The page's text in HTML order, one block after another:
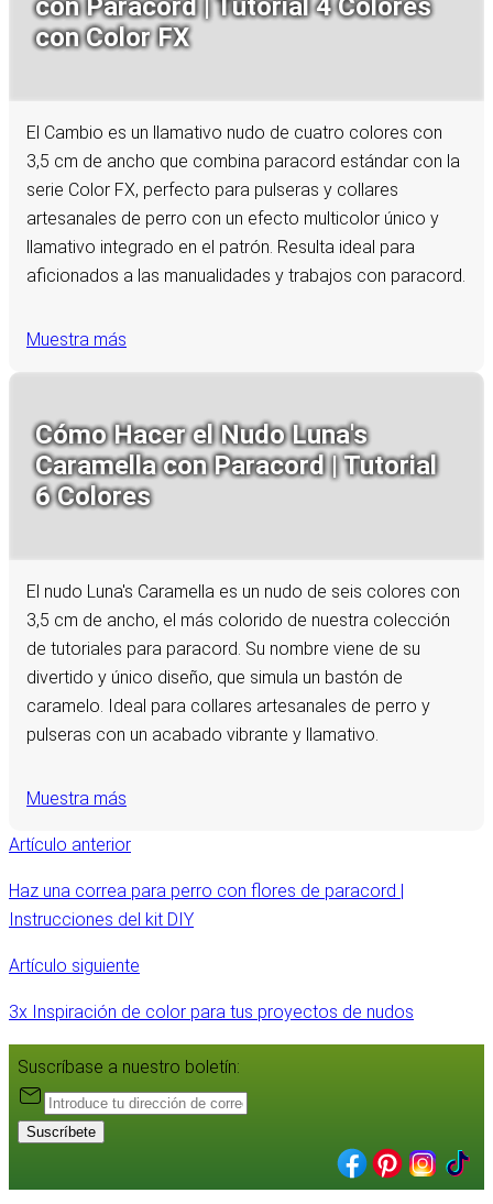
con Paracord | Tutorial 4 Colores
con Color FX
El Cambio es un llamativo nudo de cuatro colores con
3,5 cm de ancho que combina paracord estándar con la
serie Color FX, perfecto para pulseras y collares
artesanales de perro con un efecto multicolor único y
llamativo integrado en el patrón. Resulta ideal para
aficionados a las manualidades y trabajos con paracord.
Muestra más
Cómo Hacer el Nudo Luna's
Caramella con Paracord | Tutorial
6 Colores
El nudo Luna's Caramella es un nudo de seis colores con
3,5 cm de ancho, el más colorido de nuestra colección
de tutoriales para paracord. Su nombre viene de su
divertido y único diseño, que simula un bastón de
caramelo. Ideal para collares artesanales de perro y
pulseras con un acabado vibrante y llamativo.
Muestra más
Artículo anterior
Haz una correa para perro con flores de paracord |
Instrucciones del kit DIY
Artículo siguiente
3x Inspiración de color para tus proyectos de nudos
Suscríbase a nuestro boletín:
Suscríbete